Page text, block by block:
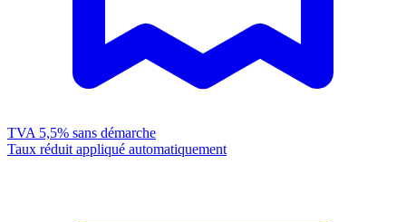
TVA 5,5% sans démarche
Taux réduit appliqué automatiquement